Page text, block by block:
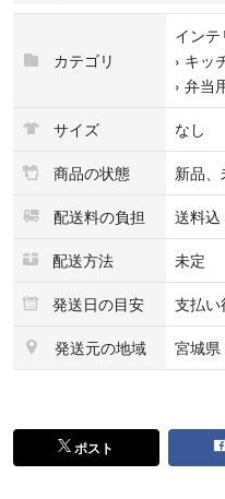
真空断熱まほうびん! 軽量&コ
最後までご確認頂き誠にありが
上記をご確認頂き、ご購入い
何かご不明な点がございまし
せ下さい。
カテゴリ
イン
› キッ
› 弁当
サイズ
なし
商品の状態
新品
配送料の負担
送料込
配送方法
未定
発送日の目安
支払い
発送元の地域
宮城県
ポスト